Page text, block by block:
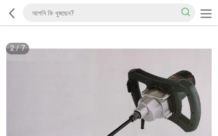
2/7